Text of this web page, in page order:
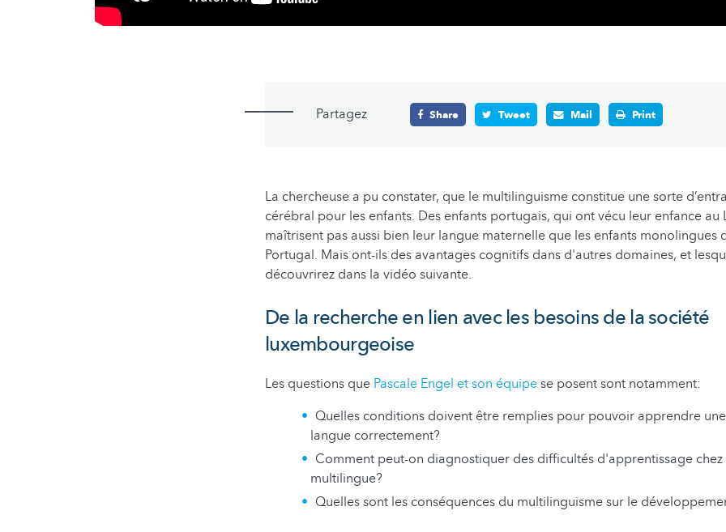
Partagez Share Tweet Mail Print
La chercheuse a pu constater, que le multilinguisme constitue une sorte
cérébral pour les enfants. Des enfants portugais, qui ont vécu leur enfance au
maîtrisent pas aussi bien leur langue maternelle que les enfants monolingues
Portugal. Mais ont-ils des avantages cognitifs dans d'autres domaines, et
découvrirez dans la vidéo suivante.
De la recherche en lien avec les besoins de la société
luxembourgeoise
Les questions que Pascale Engel et son équipese posent sont notamment:
Quelles conditions doivent être remplies pour pouvoir apprendre
langue correctement?
Comment peut-on diagnostiquer des difficultés d'apprentissage chez
multilingue?
Quelles sont les conséquences du multilinguisme sur le